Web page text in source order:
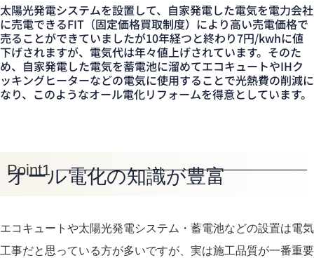
太陽光発電システムを設置して、自家発電した電気を電力会社
に売電できるFIT（固定価格買取制度）により高い売電価格で
売ることができていましたが10年経つと終わり7円/kwhに値
下げされますが、電気代は年々値上げされています。そのた
め、自家発電した電気を蓄電池に溜めてエコキュートやIHク
ッキングヒーターなどの電気に使用することで光熱費の削減に
なり、このようなオール電化リフォームを得意としています。
Point1
オール電化の知識が豊富
エコキュートや太陽光発電システム・蓄電池などの設置は電気
工事だと思っている方が多いですが、実は施工品質が一番重要